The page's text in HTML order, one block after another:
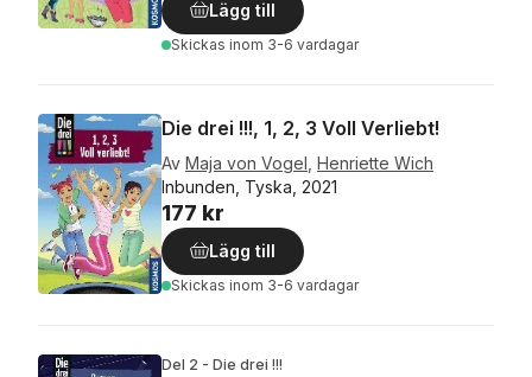
Lägg till
Skickas inom 3-6 vardagar
Die drei !!!, 1, 2, 3 Voll Verliebt!
Av Maja von Vogel Henriette Wich
Inbunden, Tyska, 2021
177 kr
Lägg till
Skickas inom 3-6 vardagar
Del 2 - Die drei !!!